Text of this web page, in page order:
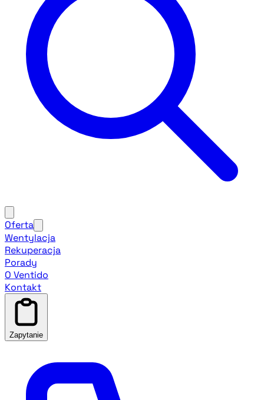
Oferta
Wentylacja
Rekuperacja
Porady
O Ventido
Kontakt
Zapytanie